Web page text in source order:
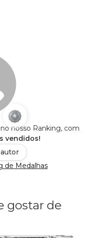
nosso Ranking, com
vendidos!
de Medalhas
gostar de